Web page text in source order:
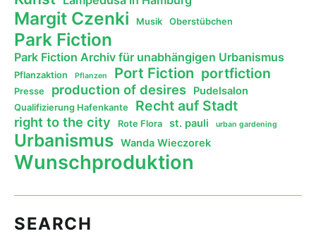
Margit Czenki Musik Oberstübchen
Park Fiction
Park Fiction Archiv für unabhängigen Urbanismus
Pflanzaktion Pflanzen Port Fiction portfiction
Presse production of desires Pudelsalon
Qualifizierung Hafenkante Recht auf Stadt
right to the city Rote Flora st. pauli urban gardening
Urbanismus Wanda Wieczorek
Wunschproduktion
SEARCH